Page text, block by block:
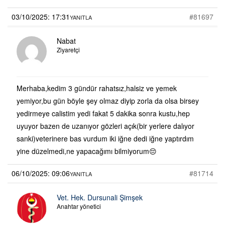
03/10/2025: 17:31 #81697
YANITLA
Nabat
Ziyaretçi
Merhaba,kedim 3 gündür rahatsız,halsiz ve yemek
yemiyor,bu gün böyle şey olmaz diyip zorla da olsa birsey
yedirmeye calistim yedi fakat 5 dakika sonra kustu,hep
uyuyor bazen de uzanıyor gözleri açık(bir yerlere dalıyor
sanki)veterinere bas vurdum iki iğne dedi iğne yaptırdım
yine düzelmedi,ne yapacağımı bilmiyorum😔
06/10/2025: 09:06 #81714
YANITLA
Vet. Hek. Dursunali Şimşek
Anahtar yönetici